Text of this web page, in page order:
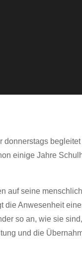
einige Jahre
auf seine
die Anwesenheit
so an, wie sie
und die